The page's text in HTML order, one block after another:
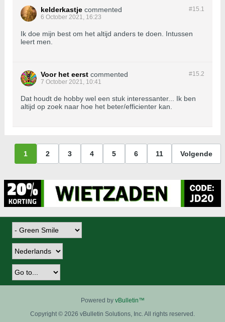
#15.1
kelderkastje commented
6 October 2021, 16:23
Ik doe mijn best om het altijd anders te doen. Intussen
leert men.
#15.2
Voor het eerst commented
7 October 2021, 10:41
Dat houdt de hobby wel een stuk interessanter... Ik ben
altijd op zoek naar hoe het beter/efficienter kan.
1 2 3 4 5 6 11 Volgende
Powered by vBulletin™
Copyright © 2026 vBulletin Solutions, Inc. All rights reserved.